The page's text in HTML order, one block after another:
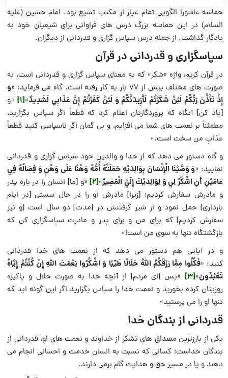
حماسه عاشورا الگویی تمام عیار از مکتب تشیع بود. امام حسین (علیه
السلام) در این حماسه بزرگ درس های فراوانی برای شیعیان خود به
یادگار گذاشت. از جمله درس سپاس گزاری و قدردانی از دیگران.
سپاسگزاری و قدردانی در قرآن
در قرآن کریم، واژه «شکر» که به معنای سپاس گزاری و قدردانی است، به
صورت های مختلف بیش از ۷۷ بار به کار رفته است. گاه می فرماید: «
وَ
إِذْ تَأَذَّنَ رَبُّكُمْ لَئِنْ شَكَرْتُمْ لَأَزِيدَنَّكُمْ وَ لَئِنْ كَفَرْتُمْ إِنَّ عَذَابِي لَشَدِيدٌ»
[1] «و
[ياد كن] آنگاه كه پروردگارتان اعلام كرد كه قطعاً اگر سپاس بگزاريد،
مطمئناً بر نعمت هاى شما مى‌ افزايم، و بى گمان اگر ناسپاسى كنيد قطعاً
عذابِ من سخت است.»
و گاه دستور می دهد که از خدا و والدین خود سپاس گزاری و قدردانی
نمایید: «وَ وَصَّيْنَا الْإِنْسَانَ بِوَالِدَيْهِ حَمَلَتْهُ أُمُّهُ وَهْنًا عَلَى وَهْنٍ وَ فِصَالُهُ فِي
عَامَيْنِ أَنِ اشْكُرْ لِي وَ لِوَالِدَيْكَ إِلَيَّ الْمَصِيرُ»
[2] «و [ما] انسان را در باره پدر
و مادرش سفارش كرديم؛ [زيرا] مادرش او را در حال سستى [در ايام
باردارى] حمل نمود و از شير گرفتنش در [مدت] دو سال است [و نيز
سفارش كرديم] كه براى من و براى پدر و مادرت سپاسگزارى كن كه
بازگشتگاه تنها به سوى من است!»
و در آیاتی هم دستور می دهد که از نعمت های خدا قدردانی
کنید: «فَكُلُوا مِمَّا رَزَقَكُمُ اللَّهُ حَلَالًا طَيِّبًا وَ اشْكُرُوا نِعْمَتَ اللَّهِ إِنْ كُنْتُمْ إِيَّاهُ
تَعْبُدُونَ»
[3]
«پس [اى مردم] از آنچه خدا به صورت حلال و پاكيزه
روزيتان كرده بخوريد و نعمت خدا را سپاس بگزاريد اگر اين گونه ايد كه
تنها او را مى‌ پرستيد»
قدردانی از بندگان خدا
یکی از بارزترین مصداق های تشکر از خداوند و نعمت های او، قدردانی از
بندگان خداست؛ کسانی که نسبت به انسان خدمت و احسانی انجام می
دهند و یا در مسیر حق و هدایت گام برمی دارند.